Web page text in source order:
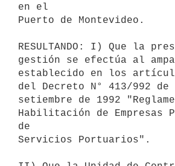
en el
Puerto de Montevideo.
RESULTANDO: I) Que la
gestión se efectúa al
establecido en los
del Decreto N° 413/992 de
setiembre de 1992
Habilitación de Empresas
de
Servicios Portuarios".